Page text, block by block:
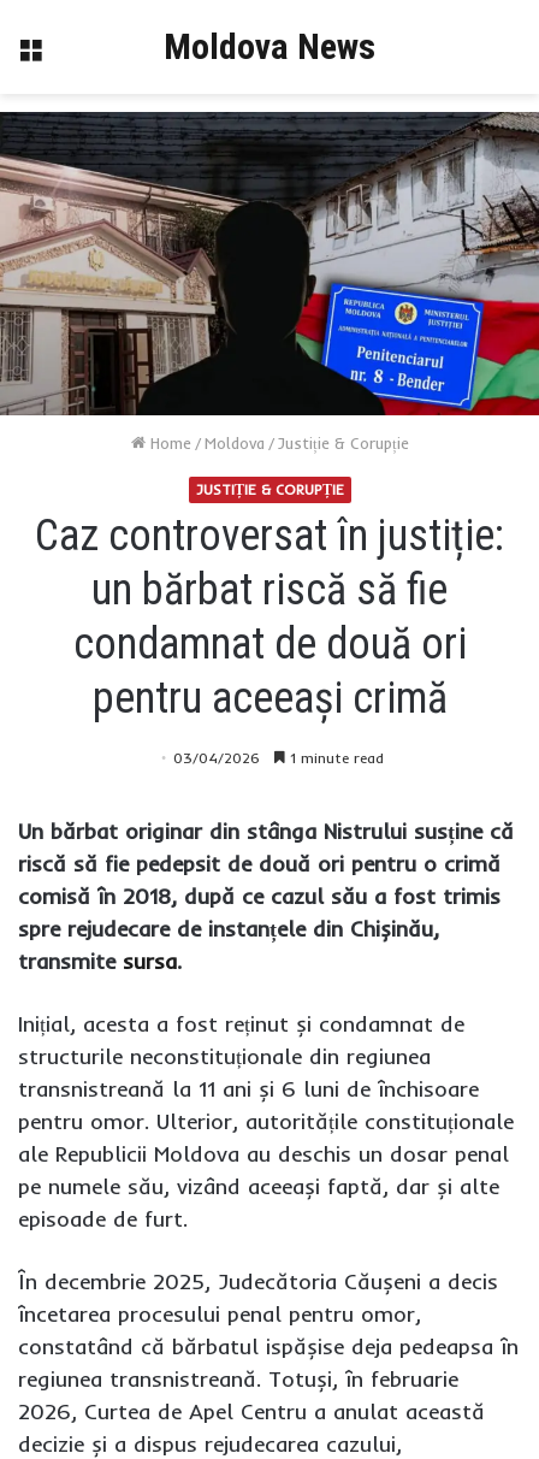
Menu Moldova News
Home / Moldova / Justiție & Corupție
JUSTIȚIE & CORUPȚIE
Caz controversat în justiție:
un bărbat riscă să fie
condamnat de două ori
pentru aceeași crimă
03/04/2026 1 minute read
Un bărbat originar din stânga Nistrului susține că
riscă să fie pedepsit de două ori pentru o crimă
comisă în 2018, după ce cazul său a fost trimis
spre rejudecare de instanțele din Chișinău,
transmite sursa.
Inițial, acesta a fost reținut și condamnat de
structurile neconstituționale din regiunea
transnistreană la 11 ani și 6 luni de închisoare
pentru omor. Ulterior, autoritățile constituționale
ale Republicii Moldova au deschis un dosar penal
pe numele său, vizând aceeași faptă, dar și alte
episoade de furt.
În decembrie 2025, Judecătoria Căușeni a decis
încetarea procesului penal pentru omor,
constatând că bărbatul ispășise deja pedeapsa în
regiunea transnistreană. Totuși, în februarie
2026, Curtea de Apel Centru a anulat această
decizie și a dispus rejudecarea cazului,